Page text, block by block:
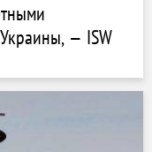
— ISW